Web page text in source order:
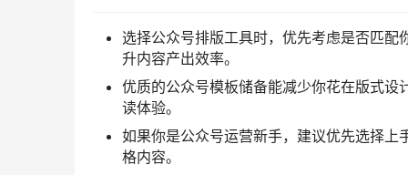
选择公众号排版工具时，优先考虑是否匹
升内容产出效率。
优质的公众号模板储备能减少你花在版式设
读体验。
如果你是公众号运营新手，建议优先选择
格内容。